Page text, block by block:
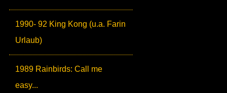
1990- 92 King Kong (u.a. Farin
Urlaub)
1989 Rainbirds: Call me
easy...